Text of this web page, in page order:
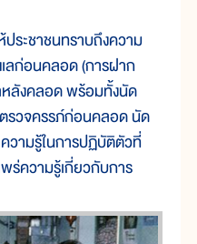
ะชาชนทราบถึงความ
ลก่อนคลอด (การฝาก
หลังคลอด พร้อมทั้งนัด
รวจครรภ์ก่อนคลอด นัด
วามรู้ในการปฏิบัติตัวที่
ความรู้เกี่ยวกับการ